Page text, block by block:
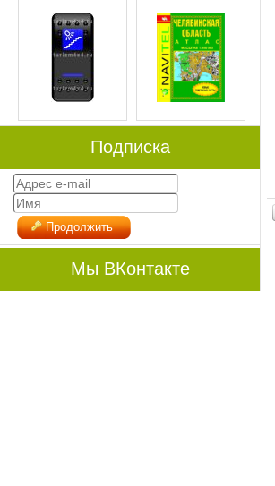
Подписка
Продолжить
Мы ВКонтакте